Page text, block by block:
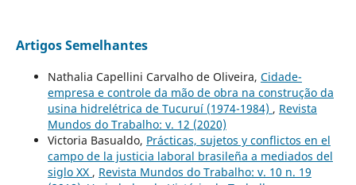
Artigos Semelhantes
Nathalia Capellini Carvalho de Oliveira, Cidade-
empresa e controle da mão de obra na construção da
usina hidrelétrica de Tucuruí (1974-1984) , Revista
Mundos do Trabalho: v. 12 (2020)
Victoria Basualdo, Prácticas, sujetos y conflictos en el
campo de la justicia laboral brasileña a mediados del
siglo XX , Revista Mundos do Trabalho: v. 10 n. 19